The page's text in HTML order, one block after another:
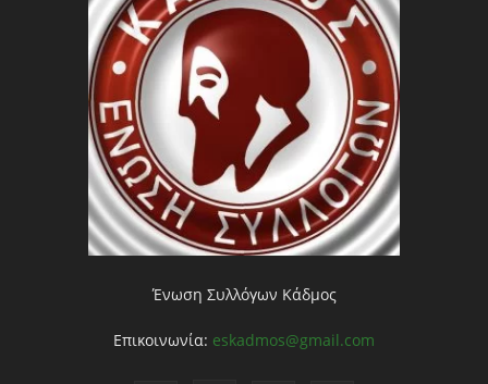
Ένωση Συλλόγων Κάδμος
Επικοινωνία: eskadmos@gmail.com